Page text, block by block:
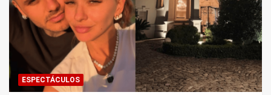
ESPECTÁCULOS